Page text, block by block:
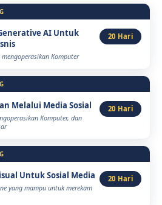
AI Untuk
Komputer
20 Hari
Melalui Media Sosial
Komputer, dan
20 Hari
Untuk Sosial Media
yang mampu untuk merekam
20 Hari